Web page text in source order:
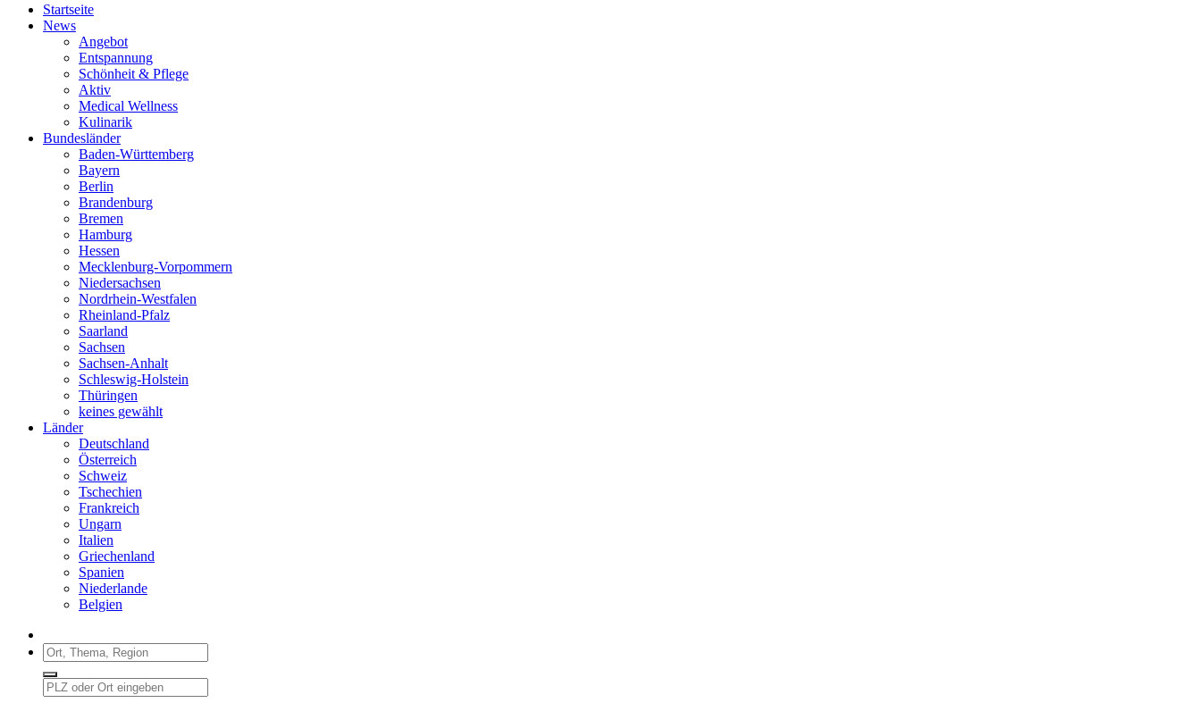
Startseite
News
Angebot
Entspannung
Schönheit & Pflege
Aktiv
Medical Wellness
Kulinarik
Bundesländer
Baden-Württemberg
Bayern
Berlin
Brandenburg
Bremen
Hamburg
Hessen
Mecklenburg-Vorpommern
Niedersachsen
Nordrhein-Westfalen
Rheinland-Pfalz
Saarland
Sachsen
Sachsen-Anhalt
Schleswig-Holstein
Thüringen
keines gewählt
Länder
Deutschland
Österreich
Schweiz
Tschechien
Frankreich
Ungarn
Italien
Griechenland
Spanien
Niederlande
Belgien